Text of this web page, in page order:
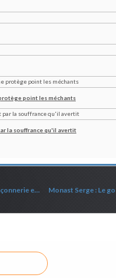
point les méchants
la souffrance qu'il avertit
Eglise réformée de Narbonne : "Franc-Maçonnerie et Christianisme"